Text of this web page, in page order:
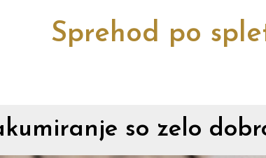
Sprehod po
so zelo